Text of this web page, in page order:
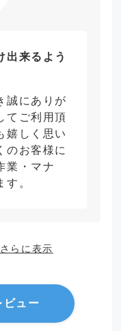
出来るよう
誠にありが
てご利用頂
嬉しく思い
のお客様に
業・マナ
。
らに表示
ビュー